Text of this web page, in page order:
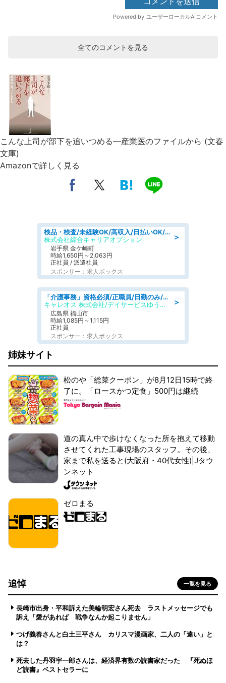
全てのコメントを見る
こんな上司が部下を追いつめる―産業医のファイルから (文春
文庫)
Amazonで詳しく見る
＞
検品・検査/未経験OK/高収入/日払いOK/交替制/20・30・40代活躍中
株式会社綜合キャリアオプション
岩手県 金ケ崎町
時給1,650円～2,063円
正社員 / 派遣社員
スポンサー：求人ボックス
＞
「介護事務」資格必須/正職員/日勤のみ/デイサービス
キャレオス 株式会社/デイサービスゆうゆう南本庄
広島県 福山市
時給1,085円～1,115円
正社員
スポンサー：求人ボックス
姉妹サイト
松のや「総菜クーポン」が8月12日15時で終
了に。「ロースかつ定食」500円は継続
道の真ん中で歩けなくなった所を抱えて移動
させてくれた工事現場のスタッフ。その後、
家まで私を送ると(大阪府・40代女性)|Jタウ
ンネット
ゼロまる
追悼 一覧を見る
長崎市出身・平和訴えた美輪明宏さん死去 ラストメッセージでも
訴え「愛があれば 戦争なんか起こりません」
つげ義春さんと白土三平さん カリスマ漫画家、二人の「違い」と
は？
死去した丹羽宇一郎さんは、経済界有数の読書家だった 『死ぬほ
ど読書』ベストセラーに